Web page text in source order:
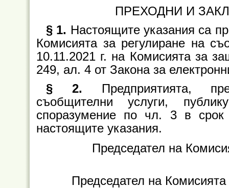
ПРЕХОДНИ И
§ 1. Настоящите указания са
Комисията за регулиране на
10.11.2021 г. на Комисията за
249, ал. 4 от Закона за
§ 2. Предприятията,
съобщителни услуги,
споразумение по чл. 3 в
настоящите указания.
Председател на
Председател на